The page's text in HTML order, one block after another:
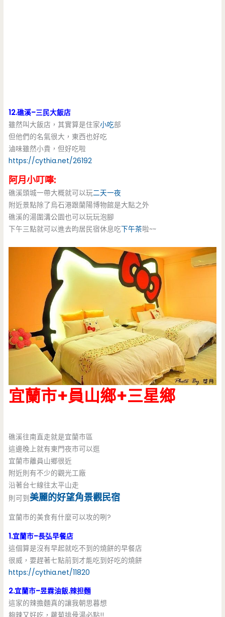
12.礁溪–三民大飯店
雖然叫大飯店，其實算是住家小吃部
但他們的名氣很大，東西也好吃
滷味雖然小貴，但好吃啦
https://cythia.net/26192
阿月小叮嚀:
礁溪頭城一帶大概就可以玩二天一夜
附近景點除了烏石港跟蘭陽博物館是大點之外
礁溪的湯圍溝公園也可以玩玩泡腳
下午三點就可以進去昀居民宿休息吃下午茶啦~~
宜蘭市+員山鄉+三星鄉
礁溪往南直走就是宜蘭市區
這邊晚上就有東門夜市可以逛
宜蘭市離員山鄉很近
附近則有不少的觀光工廠
沿著台七線往太平山走
則可到美麗的好望角景觀民宿
宜蘭市的美食有什麼可以攻的咧?
1.宜蘭市–長弘早餐店
這個算是沒有早起就吃不到的燒餅的早餐店
很威，要趕著七點前到才能吃到好吃的燒餅
https://cythia.net/11820
2.宜蘭市–昱霖油飯.辣担麵
這家的辣擔麵真的讓我朝思暮想